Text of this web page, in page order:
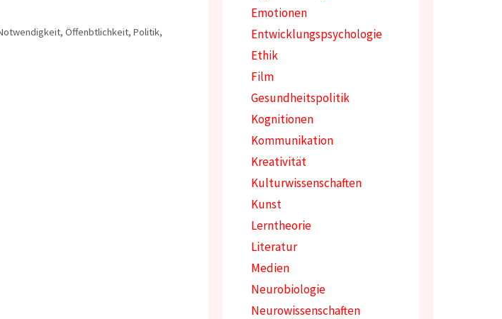
, Öffenbtlichkeit, Politik,
Emotionen
Entwicklungspsychologie
Ethik
Film
Gesundheitspolitik
Kognitionen
Kommunikation
Kreativität
Kulturwissenschaften
Kunst
Lerntheorie
Literatur
Medien
Neurobiologie
Neurowissenschaften